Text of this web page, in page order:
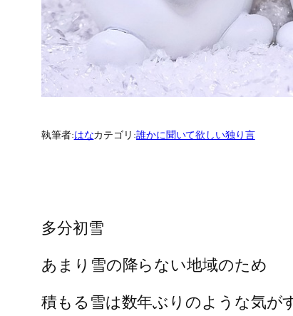
執筆者:はなカテゴリ:誰かに聞いて欲しい独り言
多分初雪
あまり雪の降らない地域のため
積もる雪は数年ぶりのような気が